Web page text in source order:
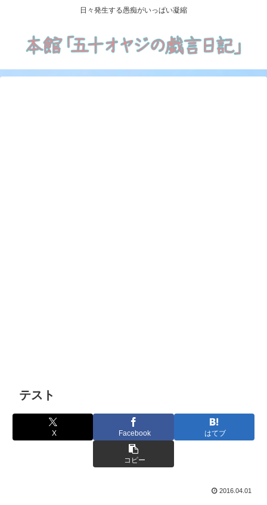
日々発生する愚痴がいっぱい凝縮
テスト
X Facebook はてブ
コピー
2016.04.01